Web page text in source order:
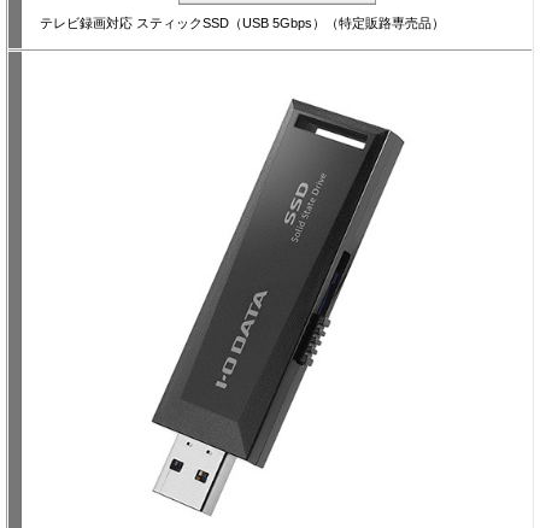
テレビ録画対応 スティックSSD（USB 5Gbps）（特定販路専売品）